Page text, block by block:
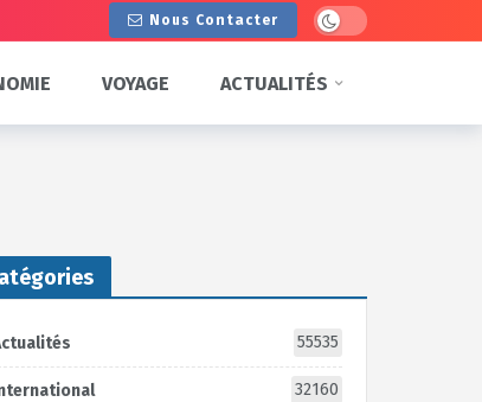
Nous Contacter Dark mode
VOYAGE ACTUALITÉS
55535
32160